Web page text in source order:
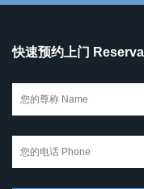
快速预约上门